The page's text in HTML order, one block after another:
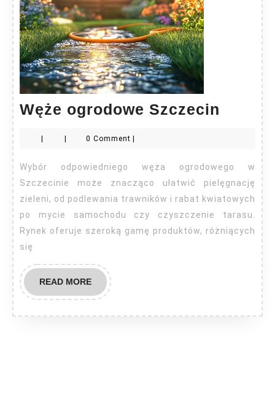
Węże ogrodowe Szczecin
0 Comment
Wybór odpowiedniego węża ogrodowego w
Szczecinie może znacząco ułatwić pielęgnację
zieleni, od podlewania trawników i rabat kwiatowych
po mycie samochodu czy czyszczenie tarasu.
Rynek oferuje szeroką gamę produktów, różniących
się
READ MOREREAD
MORE